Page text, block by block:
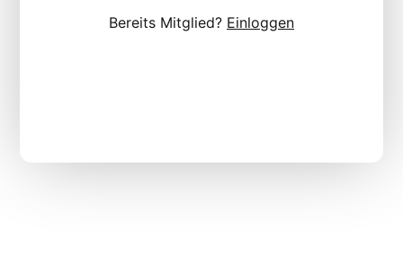
Bereits Mitglied? Einloggen